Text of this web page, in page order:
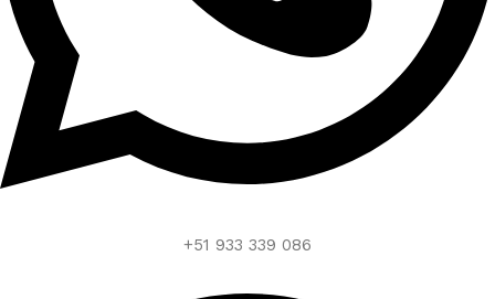
+51 933 339 086